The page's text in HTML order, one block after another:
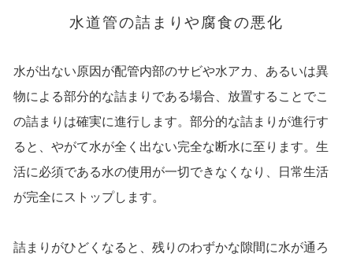
水道管の詰まりや腐食の悪化
水が出ない原因が配管内部のサビや水アカ、あるいは異
物による部分的な詰まりである場合、放置することでこ
の詰まりは確実に進行します。部分的な詰まりが進行す
ると、やがて水が全く出ない完全な断水に至ります。生
活に必須である水の使用が一切できなくなり、日常生活
が完全にストップします。
詰まりがひどくなると、残りのわずかな隙間に水が通ろ